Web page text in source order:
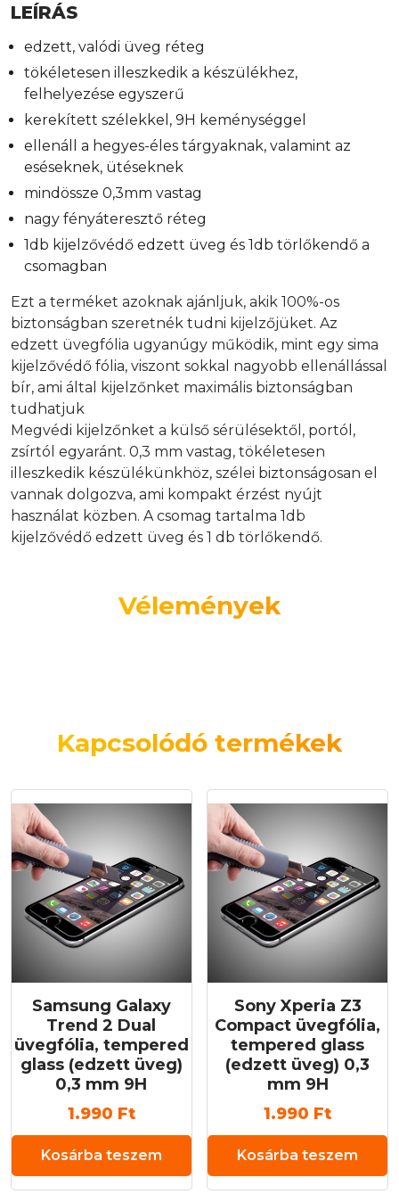
LEÍRÁS
edzett, valódi üveg réteg
tökéletesen illeszkedik a készülékhez,
felhelyezése egyszerű
kerekített szélekkel, 9H keménységgel
ellenáll a hegyes-éles tárgyaknak, valamint az
eséseknek, ütéseknek
mindössze 0,3mm vastag
nagy fényáteresztő réteg
1db kijelzővédő edzett üveg és 1db törlőkendő a
csomagban
Ezt a terméket azoknak ajánljuk, akik 100%-os
biztonságban szeretnék tudni kijelzőjüket. Az
edzett üvegfólia ugyanúgy működik, mint egy sima
kijelzővédő fólia, viszont sokkal nagyobb ellenállással
bír, ami által kijelzőnket maximális biztonságban
tudhatjuk
Megvédi kijelzőnket a külső sérülésektől, portól,
zsírtól egyaránt. 0,3 mm vastag, tökéletesen
illeszkedik készülékünkhöz, szélei biztonságosan el
vannak dolgozva, ami kompakt érzést nyújt
használat közben. A csomag tartalma 1db
kijelzővédő edzett üveg és 1 db törlőkendő.
Vélemények
Kapcsolódó termékek
Samsung Galaxy
Trend 2 Dual
üvegfólia, tempered
glass (edzett üveg)
0,3 mm 9H
1.990 Ft
Kosárba teszem
Sony Xperia Z3
Compact üvegfólia,
tempered glass
(edzett üveg) 0,3
mm 9H
1.990 Ft
Kosárba teszem